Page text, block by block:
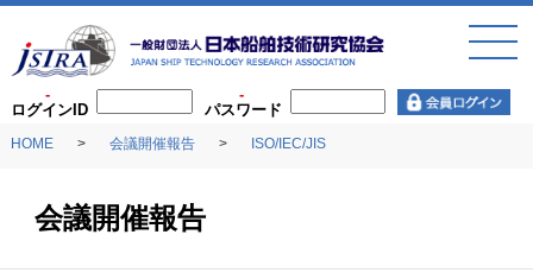
ログインID パスワード
toggle
HOME 会議開催報告 ISO/IEC/JIS
会議開催報告